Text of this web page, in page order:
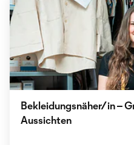
Bekleidungsnäher/in –
Aussichten